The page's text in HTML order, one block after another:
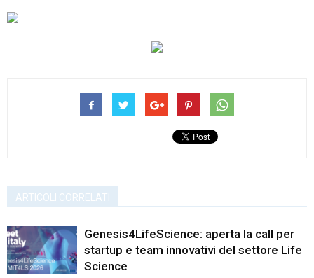
ARTICOLI CORRELATI
Genesis4LifeScience: aperta la call per
startup e team innovativi del settore Life
Science